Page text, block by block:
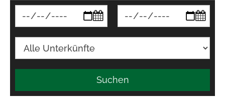
Suchen